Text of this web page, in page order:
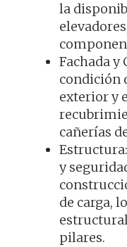
la
Fachada y
condición
exterior y
cañerías
y
de carga,
pilares.